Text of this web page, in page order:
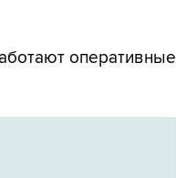
оперативные